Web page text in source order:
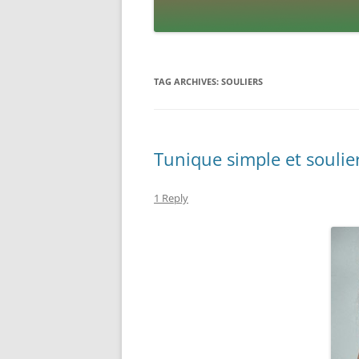
TAG ARCHIVES: SOULIERS
Tunique simple et
1 Reply